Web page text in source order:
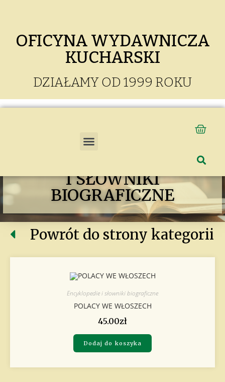
OFICYNA WYDAWNICZA
KUCHARSKI
DZIAŁAMY OD 1999 ROKU
I SŁOWNIKI
BIOGRAFICZNE
Powrót do strony kategorii
Encyklopedie i słowniki biograficzne
POLACY WE WŁOSZECH
45.00zł
Dodaj do koszyka